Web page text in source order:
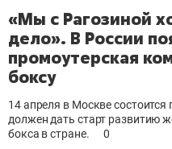
«Мы с Рагозиной
дело». В России
промоутерская
боксу
14 апреля в Москве
должен дать старт развитию
бокса в стране.
0